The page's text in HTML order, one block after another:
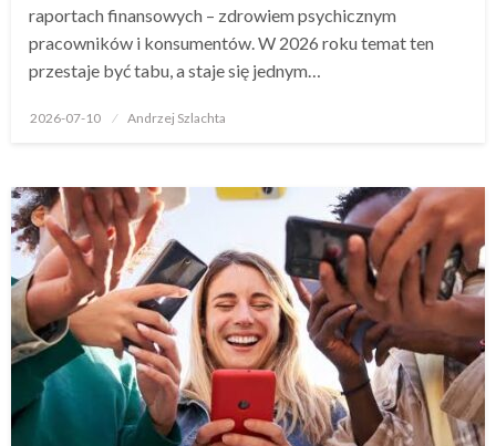
raportach finansowych – zdrowiem psychicznym
pracowników i konsumentów. W 2026 roku temat ten
przestaje być tabu, a staje się jednym…
Opublikowane
2026-07-10 Andrzej Szlachta